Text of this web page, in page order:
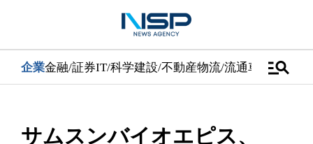
企業金融/証券IT/科学建設/不動産物流/流通車 医学/健康
manage_search
サムスンバイオエピス、